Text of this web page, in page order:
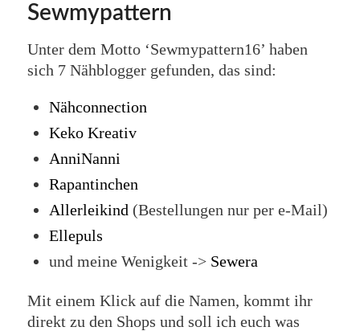
Sewmypattern
Unter dem Motto ‘Sewmypattern16’ haben
sich 7 Nähblogger gefunden, das sind:
Nähconnection
Keko Kreativ
AnniNanni
Rapantinchen
Allerleikind (Bestellungen nur per e-Mail)
Ellepuls
und meine Wenigkeit -> Sewera
Mit einem Klick auf die Namen, kommt ihr
direkt zu den Shops und soll ich euch was